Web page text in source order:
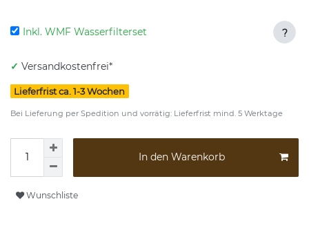
Inkl. WMF Wasserfilterset ?
✓ Versandkostenfrei*
Lieferfrist ca. 1-3 Wochen
Bei Lieferung per Spedition und vorrätig: Lieferfrist mind. 5 Werktage
In den Warenkorb
Wunschliste